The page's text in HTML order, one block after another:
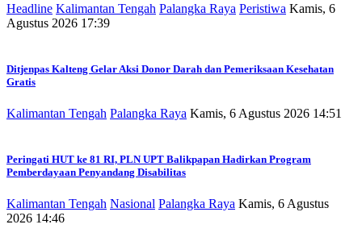
Headline Kalimantan Tengah Palangka Raya Peristiwa Kamis, 6
Agustus 2026 17:39
Ditjenpas Kalteng Gelar Aksi Donor Darah dan Pemeriksaan Kesehatan
Gratis
Kalimantan Tengah Palangka Raya Kamis, 6 Agustus 2026 14:51
Peringati HUT ke 81 RI, PLN UPT Balikpapan Hadirkan Program
Pemberdayaan Penyandang Disabilitas
Kalimantan Tengah Nasional Palangka Raya Kamis, 6 Agustus
2026 14:46